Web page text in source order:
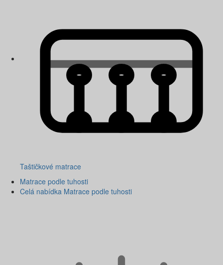
Taštičkové matrace
Matrace podle tuhosti
Celá nabídka Matrace podle tuhosti